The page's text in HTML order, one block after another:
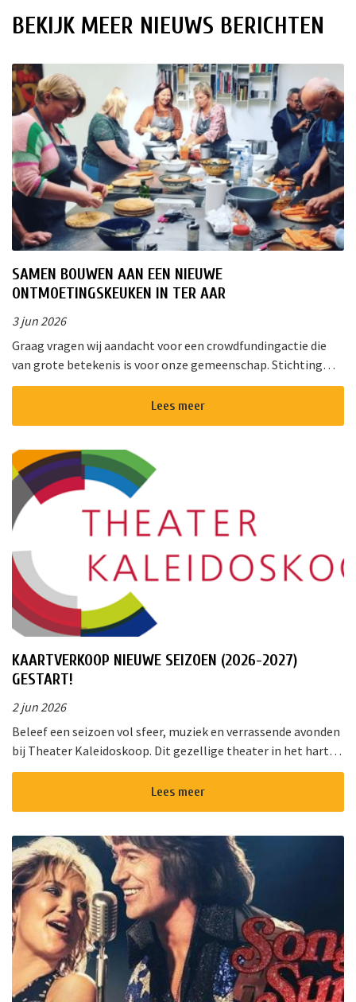
BEKIJK MEER NIEUWS BERICHTEN
SAMEN BOUWEN AAN EEN NIEUWE
ONTMOETINGSKEUKEN IN TER AAR
3 jun 2026
Graag vragen wij aandacht voor een crowdfundingactie die
van grote betekenis is voor onze gemeenschap. Stichting
!Triggr en SPAN vormen samen een multifunctioneel
cultureel centrum waar m...Lees meer
KAARTVERKOOP NIEUWE SEIZOEN (2026-2027)
GESTART!
2 jun 2026
Beleef een seizoen vol sfeer, muziek en verrassende avonden
bij Theater Kaleidoskoop. Dit gezellige theater in het hart
van Nieuwkoop biedt een gevarieerd programma voor jong
Lees meer